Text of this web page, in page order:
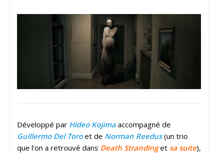
Développé par Hideo Kojimaaccompagné de
Guillermo Del Toroet de Norman Reedus(un trio
que l’on a retrouvé dans Death Stranding et sa suite),